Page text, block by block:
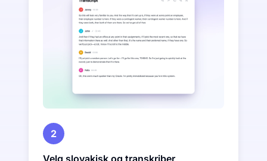
2
Velg slovakisk og transkriber